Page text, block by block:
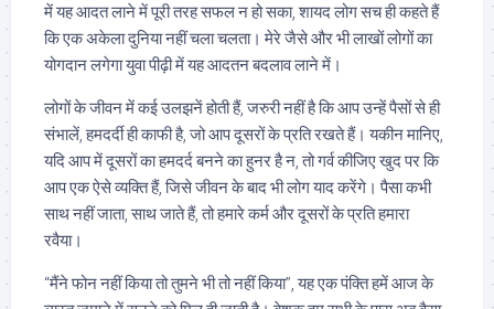
में यह आदत लाने में पूरी तरह सफल न हो सका, शायद लोग सच ही कहते हैं
कि एक अकेला दुनिया नहीं चला चलता। मेरे जैसे और भी लाखों लोगों का
योगदान लगेगा युवा पीढ़ी में यह आदतन बदलाव लाने में।
लोगों के जीवन में कई उलझनें होती हैं, जरुरी नहीं है कि आप उन्हें पैसों से ही
संभालें, हमदर्दी ही काफी है, जो आप दूसरों के प्रति रखते हैं। यकीन मानिए,
यदि आप में दूसरों का हमदर्द बनने का हुनर है न, तो गर्व कीजिए खुद पर कि
आप एक ऐसे व्यक्ति हैं, जिसे जीवन के बाद भी लोग याद करेंगे। पैसा कभी
साथ नहीं जाता, साथ जाते हैं, तो हमारे कर्म और दूसरों के प्रति हमारा
रवैया।
“मैंने फोन नहीं किया तो तुमने भी तो नहीं किया”, यह एक पंक्ति हमें आज के